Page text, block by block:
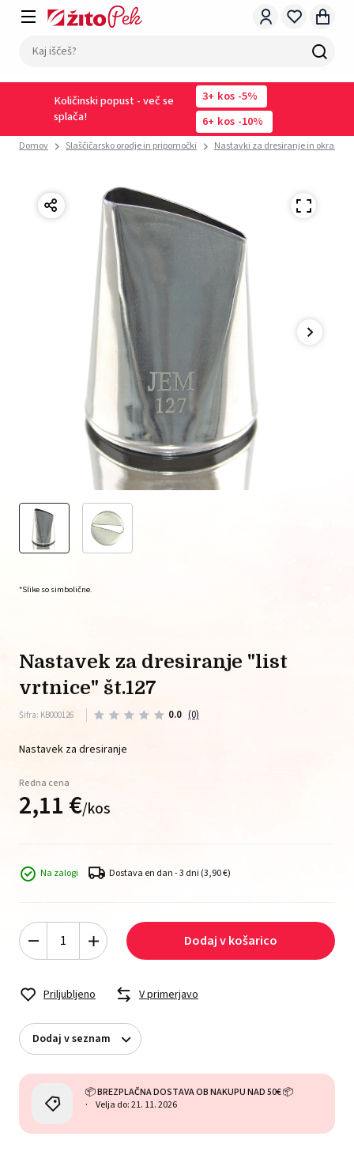
Količinski popust - več se
splača!
3 kos -5%
6
kos -10%
Domov Slaščičarsko orodje in pripomočki Nastavki za dresiranje in
*Slike so simbolične.
nastavek za dresiranje "list
vrtnice" št.127
Šifra: KB000126 0.0 (0)
Nastavek za dresiranje
Redna cena
2,11€/kos
Na zalogi Dostava en dan - 3 dni (3,90 €)
Dodaj v košarico
Priljubljeno V primerjavo
Dodaj v seznam
📦 BREZPLAČNA DOSTAVA OB NAKUPU NAD 50€ 📦
Velja do: 21. 11. 2026